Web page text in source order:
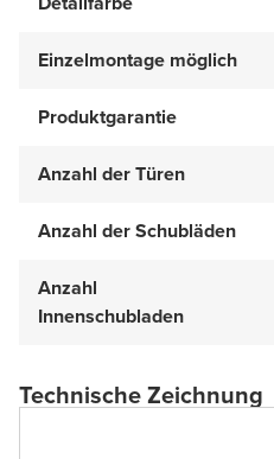
Einzelmontage möglich
Produktgarantie
Anzahl der Türen
Anzahl der Schubläden
Anzahl
Innenschubladen
Technische Zeichnung